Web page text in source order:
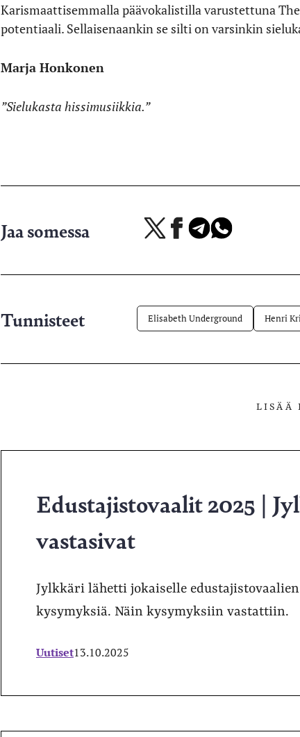
Karismaattisemmalla päävokalistilla varustettuna
potentiaali. Sellaisenaankin se silti on varsinkin
Marja Honkonen
”Sielukasta hissimusiikkia.”
Jaa somessa
Jaa
palvelussa
Jaa Jaa Jaa
Tunnisteet Elisabeth Underground Henri
LISÄÄ
Edustajistovaalit 2025 |
vastasivat
Jylkkäri lähetti jokaiselle
kysymyksiä. Näin kysymyksiin vastattiin.
Uutiset13.10.2025